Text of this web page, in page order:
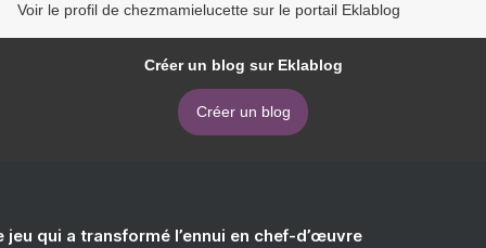
Voir le profil de chezmamielucette sur le portail Eklablog
Créer un blog sur Eklablog
Créer un blog
jeu qui a transformé l’ennui en chef-d’œuvre